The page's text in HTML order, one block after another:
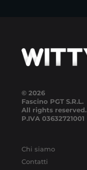
© 2026
Fascino PGT S.R.L.
All rights reserved.
P.IVA 03632721001
Chi siamo
Contatti